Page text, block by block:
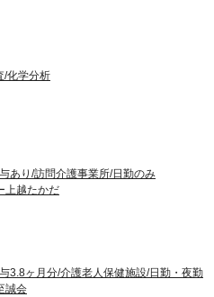
/化学分析
あり/訪問介護事業所/日勤のみ
上越たかだ
3.8ヶ月分/介護老人保健施設/日勤・夜勤
誠会